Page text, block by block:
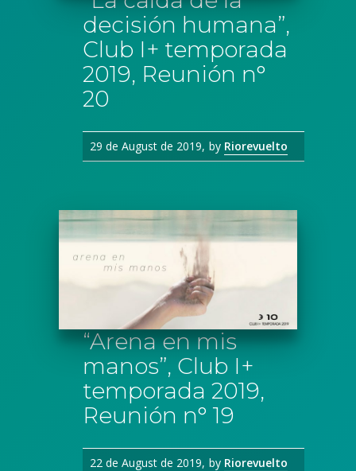
decisión humana”,
Club I+ temporada
2019, Reunión n°
20
29 de August de 2019 by Riorevuelto
“Arena en mis
manos”, Club I+
temporada 2019,
Reunión n° 19
22 de August de 2019 by Riorevuelto